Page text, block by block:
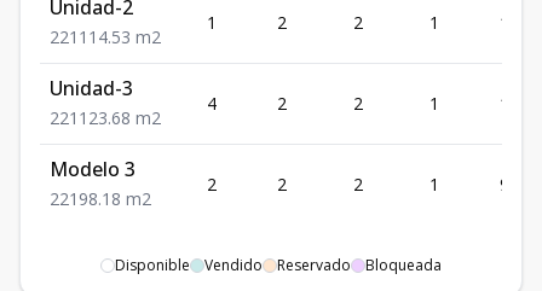
Unidad-2
221 114.53 m2
1 2 2 1
Unidad-3
221 123.68 m2
4 2 2 1
Modelo 3
221 98.18 m2
2 2 2 1 98.18
Disponible Vendido Reservado Bloqueada